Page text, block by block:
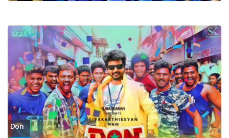
Don